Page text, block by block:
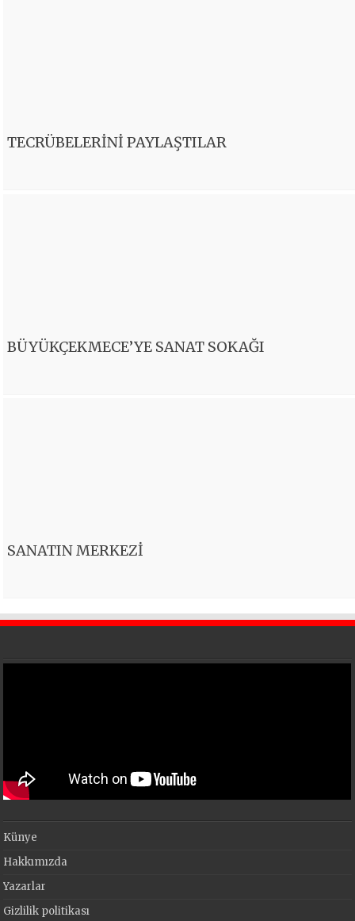
TECRÜBELERİNİ PAYLAŞTILAR
BÜYÜKÇEKMECE’YE SANAT SOKAĞI
SANATIN MERKEZİ
Künye
Hakkımızda
Yazarlar
Gizlilik politikası